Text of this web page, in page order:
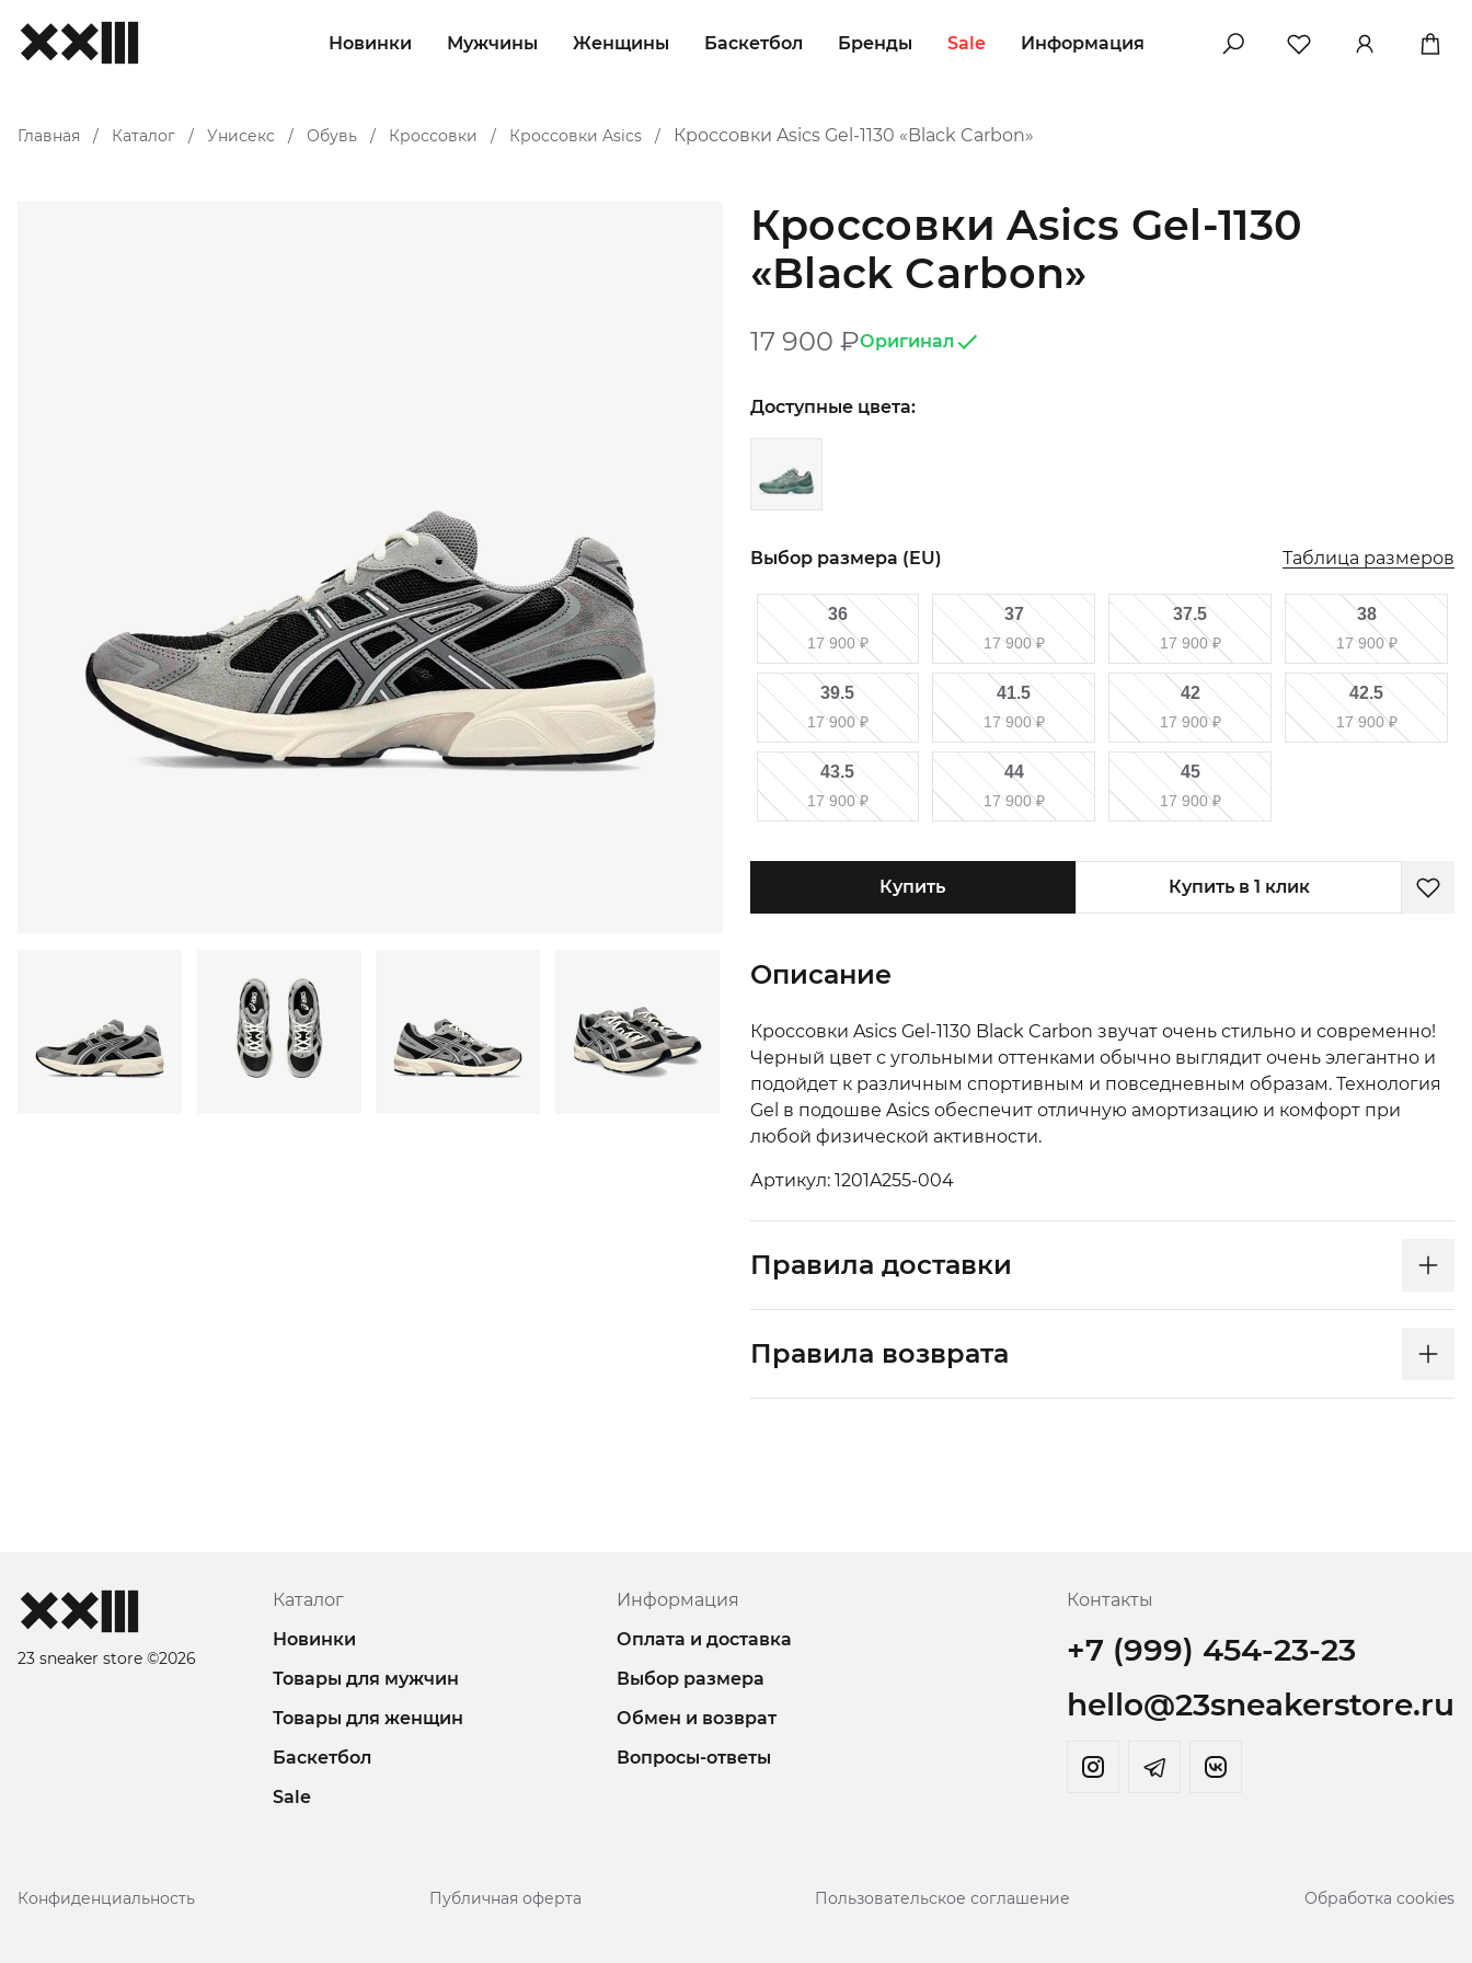
Новинки Мужчины Женщины Баскетбол Бренды Sale Информация
Главная / Каталог / Унисекс / Обувь / Кроссовки / Кроссовки Asics / Кроссовки Asics Gel-1130 «Black Carbon»
Кроссовки Asics Gel-1130
«Black Carbon»
17 900 ₽Оригинал
Доступные цвета:
Выбор размера (EU) Таблица размеров
36
17 900₽
37
17 900₽
37.5
17 900₽
38
17 900₽
39.5
17 900₽
41.5
17 900₽
42
17 900₽
42.5
17 900₽
43.5
17 900₽
44
17 900₽
45
17 900₽
Купить Купить в 1 клик
Описание
Кроссовки Asics Gel-1130 Black Carbon звучат очень стильно и современно!
Черный цвет с угольными оттенками обычно выглядит очень элегантно и
подойдет к различным спортивным и повседневным образам. Технология
Gel в подошве Asics обеспечит отличную амортизацию и комфорт при
любой физической активности.
Артикул: 1201A255-004
Правила доставки
Правила возврата
23 sneaker store ©2026
Каталог
Новинки
Товары для мужчин
Товары для женщин
Баскетбол
Sale
Информация
Оплата и доставка
Выбор размера
Обмен и возврат
Вопросы-ответы
Контакты
+7 (999) 454-23-23
hello@23sneakerstore.ru
Конфиденциальность Публичная оферта Пользовательское соглашение Обработка cookies